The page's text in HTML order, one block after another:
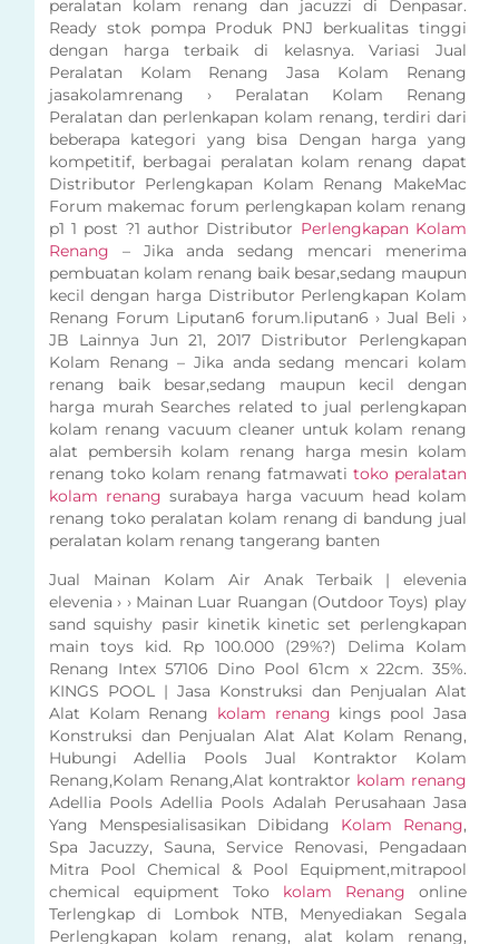
peralatan kolam renang dan jacuzzi di Denpasar.
Ready stok pompa Produk PNJ berkualitas tinggi
dengan harga terbaik di kelasnya. Variasi Jual
Peralatan Kolam Renang Jasa Kolam Renang
jasakolamrenang › Peralatan Kolam Renang
Peralatan dan perlenkapan kolam renang, terdiri dari
beberapa kategori yang bisa Dengan harga yang
kompetitif, berbagai peralatan kolam renang dapat
Distributor Perlengkapan Kolam Renang MakeMac
Forum makemac forum perlengkapan kolam renang
p1 1 post ?1 author Distributor Perlengkapan Kolam
Renang – Jika anda sedang mencari menerima
pembuatan kolam renang baik besar,sedang maupun
kecil dengan harga Distributor Perlengkapan Kolam
Renang Forum Liputan6 forum.liputan6 › Jual Beli ›
JB Lainnya Jun 21, 2017 Distributor Perlengkapan
Kolam Renang – Jika anda sedang mencari kolam
renang baik besar,sedang maupun kecil dengan
harga murah Searches related to jual perlengkapan
kolam renang vacuum cleaner untuk kolam renang
alat pembersih kolam renang harga mesin kolam
renang toko kolam renang fatmawati toko peralatan
kolam renang surabaya harga vacuum head kolam
renang toko peralatan kolam renang di bandung jual
peralatan kolam renang tangerang banten
Jual Mainan Kolam Air Anak Terbaik | elevenia
elevenia › › Mainan Luar Ruangan (Outdoor Toys) play
sand squishy pasir kinetik kinetic set perlengkapan
main toys kid. Rp 100.000 (29%?) Delima Kolam
Renang Intex 57106 Dino Pool 61cm x 22cm. 35%.
KINGS POOL | Jasa Konstruksi dan Penjualan Alat
Alat Kolam Renang kolam renang kings pool Jasa
Konstruksi dan Penjualan Alat Alat Kolam Renang,
Hubungi Adellia Pools Jual Kontraktor Kolam
Renang,Kolam Renang,Alat kontraktor kolam renang
Adellia Pools Adellia Pools Adalah Perusahaan Jasa
Yang Menspesialisasikan Dibidang Kolam Renang,
Spa Jacuzzy, Sauna, Service Renovasi, Pengadaan
Mitra Pool Chemical & Pool Equipment,mitrapool
chemical equipment Toko kolam Renang online
Terlengkap di Lombok NTB, Menyediakan Segala
Perlengkapan kolam renang, alat kolam renang,